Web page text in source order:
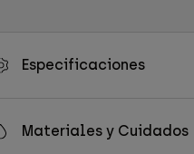
Especificaciones
Materiales y Cuidados